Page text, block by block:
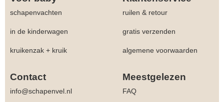
schapenvachten ruilen & retour
in de kinderwagen gratis verzenden
kruikenzak + kruik algemene voorwaarden
Contact Meestgelezen
info@schapenvel.nl FAQ